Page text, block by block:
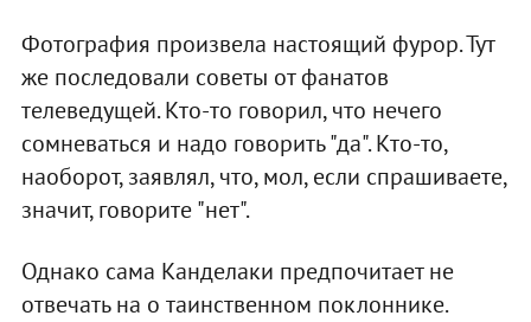
Фотография произвела настоящий фурор. Тут
же последовали советы от фанатов
телеведущей. Кто-то говорил, что нечего
сомневаться и надо говорить "да". Кто-то,
наоборот, заявлял, что, мол, если спрашиваете,
значит, говорите "нет".
Однако сама Канделаки предпочитает не
отвечать на о таинственном поклоннике.